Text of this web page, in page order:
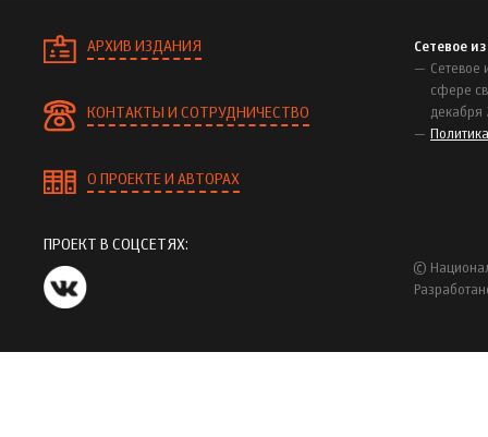
АРХИВ ИЗДАНИЯ
КОНТАКТЫ И СОТРУДНИЧЕСТВО
О ПРОЕКТЕ И АВТОРАХ
Сетевое
Сетевое
сфере
декабря
ПРОЕКТ В СОЦСЕТЯХ:
©